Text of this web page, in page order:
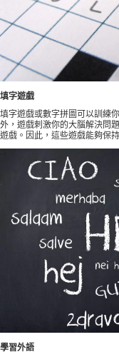
填字遊戲
填字遊戲或數字拼圖可以訓練
外，遊戲刺激你的大腦解決問
遊戲。因此，這些遊戲能夠保
學習外語